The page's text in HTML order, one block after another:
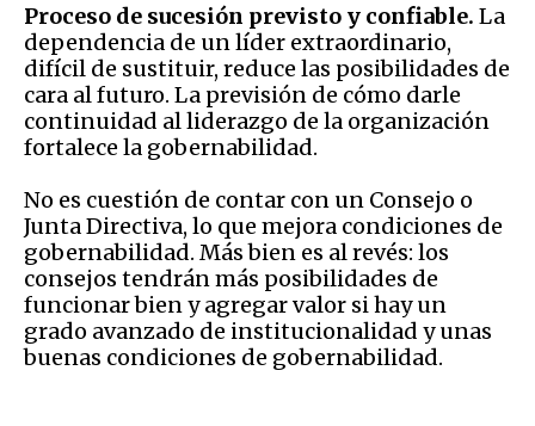
Proceso de sucesión previsto y confiable. La
dependencia de un líder extraordinario,
difícil de sustituir, reduce las posibilidades de
cara al futuro. La previsión de cómo darle
continuidad al liderazgo de la organización
fortalece la gobernabilidad.
No es cuestión de contar con un Consejo o
Junta Directiva, lo que mejora condiciones de
gobernabilidad. Más bien es al revés: los
consejos tendrán más posibilidades de
funcionar bien y agregar valor si hay un
grado avanzado de institucionalidad y unas
buenas condiciones de gobernabilidad.